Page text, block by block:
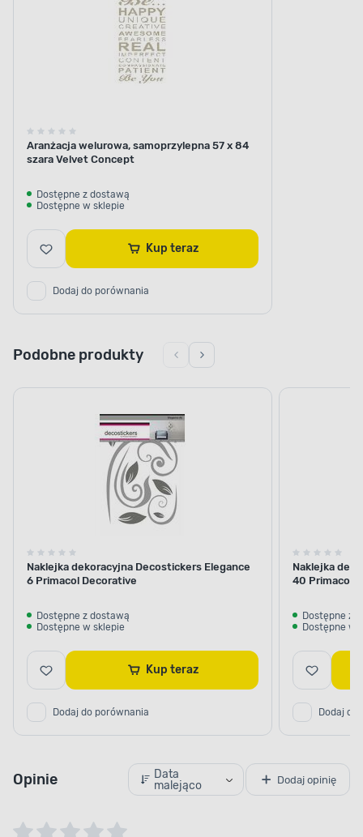
Aranżacja welurowa, samoprzylepna 57 x 84
szara Velvet Concept
Dostępne z dostawą
Dostępne w sklepie
Kup teraz
Dodaj do porównania
Podobne produkty
Naklejka dekoracyjna Decostickers Elegance
6 Primacol Decorative
Dostępne z dostawą
Dostępne w sklepie
Kup teraz
Dodaj do porównania
Naklejka
40 Primacol
Dostępne z
Dostępne w
Dodaj do
Opinie
Data
malejąco
Dodaj opinię